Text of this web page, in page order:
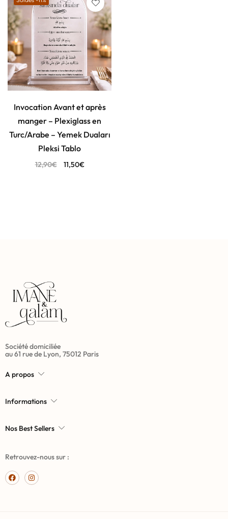
Invocation Avant et après
manger – Plexiglass en
Turc/Arabe – Yemek Duaları
Pleksi Tablo
12,90€ 11,50€
Société domiciliée
au 61 rue de Lyon, 75012 Paris
A propos
Informations
Nos Best Sellers
Retrouvez-nous sur :